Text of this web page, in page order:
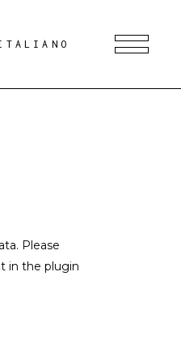
Please
in the plugin